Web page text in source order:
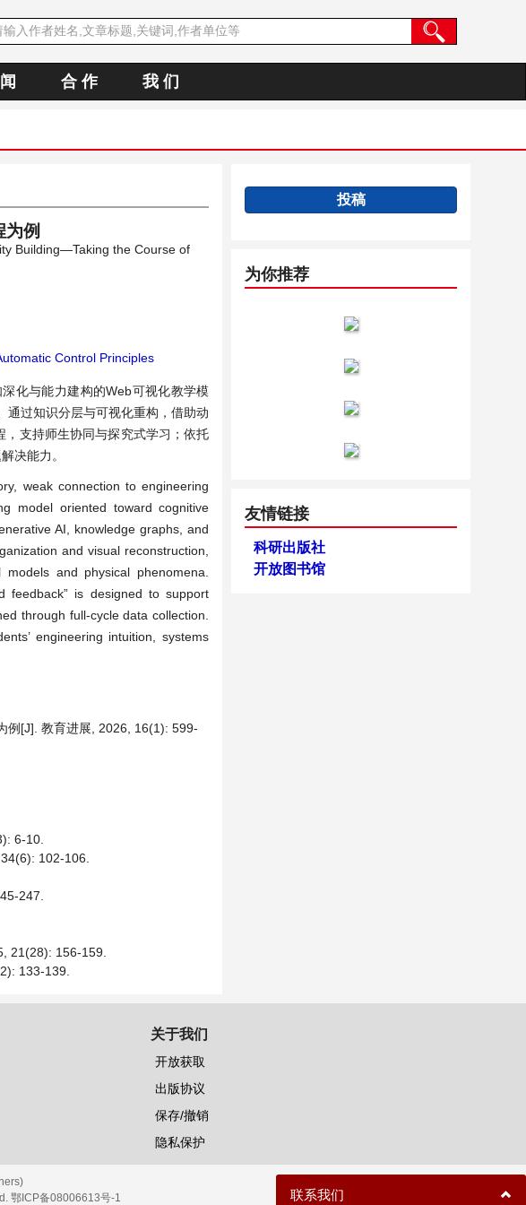
合 作 我 们
例
Building—Taking the Course of
Control Principles
化与能力建构的Web可视化教学模
过知识分层与可视化重构，借助动
，支持师生协同与探究式学习；依托
决能力。
weak connection to engineering
model oriented toward cognitive
AI, knowledge graphs, and
and visual reconstruction,
and physical phenomena.
feedback” is designed to support
through full-cycle data collection.
engineering intuition, systems
例[J]. 教育进展, 2026, 16(1): 599-
6-10.
102-106.
247.
21(28): 156-159.
133-139.
投稿
为你推荐
友情链接
科研出版社
开放图书馆
关于我们
开放获取
出版协议
保存/撤销
隐私保护
鄂ICP备08006613号-1